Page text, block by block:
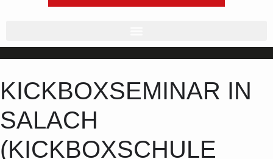
KICKBOXSEMINAR IN
SALACH
(KICKBOXSCHULE